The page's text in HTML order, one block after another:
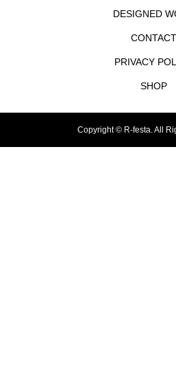
DESIGNED
CONTACT
PRIVACY
SHOP
Copyright ©R-festa. All